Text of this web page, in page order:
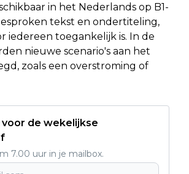
in het Nederlands op B1-
tekst en ondertiteling,
iedereen toegankelijk is. In de
nieuwe scenario's aan het
zoals een overstroming of
voor de wekelijkse
7.00 uur in je mailbox.